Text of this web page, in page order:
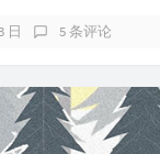
日 5 条评论